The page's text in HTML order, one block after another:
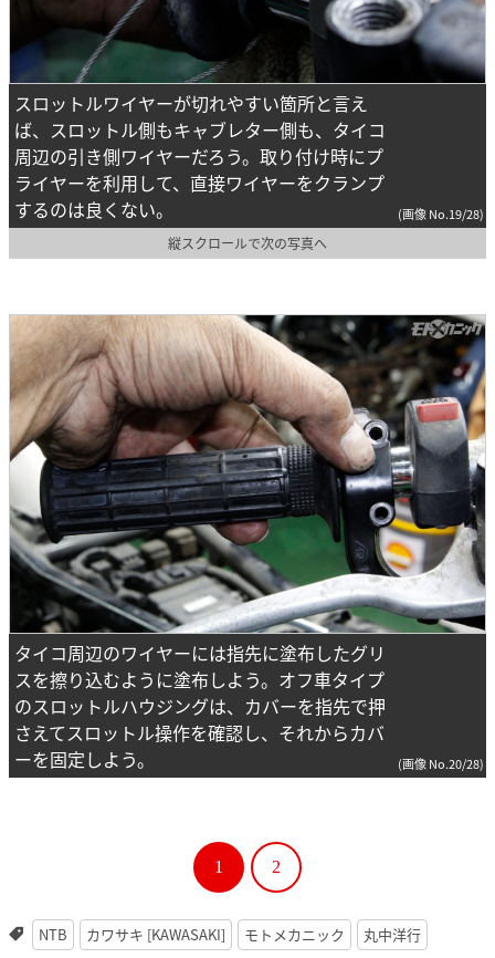
スロットルワイヤーが切れやすい箇所と言え
ば、スロットル側もキャブレター側も、タイコ
周辺の引き側ワイヤーだろう。取り付け時にプ
ライヤーを利用して、直接ワイヤーをクランプ
するのは良くない。
(画像 No.19/28)
縦スクロールで次の写真へ
タイコ周辺のワイヤーには指先に塗布したグリ
スを擦り込むように塗布しよう。オフ車タイプ
のスロットルハウジングは、カバーを指先で押
さえてスロットル操作を確認し、それからカバ
ーを固定しよう。
(画像 No.20/28)
1 2
NTB カワサキ [KAWASAKI] モトメカニック 丸中洋行